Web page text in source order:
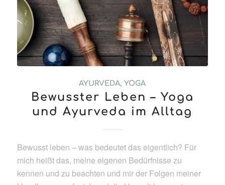
AYURVEDA,YOGA
Bewusster Leben – Yoga
und Ayurveda im Alltag
Bewusst leben – was bedeutet das eigentlich? Für
mich heißt das, meine eigenen Bedürfnisse zu
kennen und zu beachten und mir der Folgen meiner